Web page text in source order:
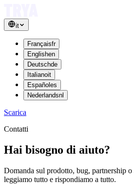
it
Françaisfr
Englishen
Deutschde
Italianoit
Español es
Nederlandsnl
Scarica
Contatti
Hai bisogno di aiuto?
Domanda sul prodotto, bug, partnership o
leggiamo tutto e rispondiamo a tutto.